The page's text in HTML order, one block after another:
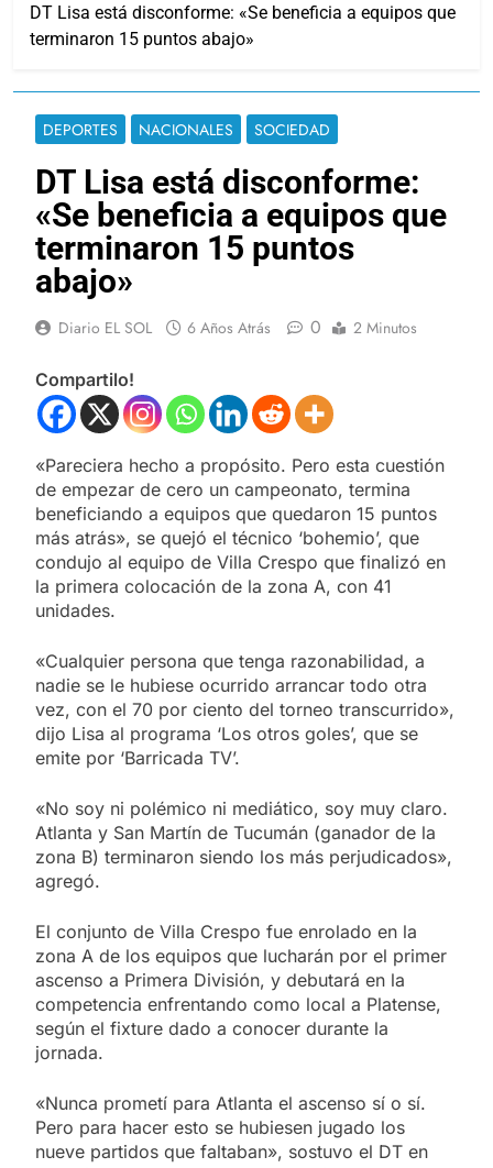
DT Lisa está disconforme: «Se beneficia a equipos que
terminaron 15 puntos abajo»
DEPORTES NACIONALES SOCIEDAD
DT Lisa está disconforme:
«Se beneficia a equipos que
terminaron 15 puntos
abajo»
Diario EL SOL 6 Años Atrás 0 2 Minutos
Compartilo!
«Pareciera hecho a propósito. Pero esta cuestión
de empezar de cero un campeonato, termina
beneficiando a equipos que quedaron 15 puntos
más atrás», se quejó el técnico ‘bohemio’, que
condujo al equipo de Villa Crespo que finalizó en
la primera colocación de la zona A, con 41
unidades.
«Cualquier persona que tenga razonabilidad, a
nadie se le hubiese ocurrido arrancar todo otra
vez, con el 70 por ciento del torneo transcurrido»,
dijo Lisa al programa ‘Los otros goles’, que se
emite por ‘Barricada TV’.
«No soy ni polémico ni mediático, soy muy claro.
Atlanta y San Martín de Tucumán (ganador de la
zona B) terminaron siendo los más perjudicados»,
agregó.
El conjunto de Villa Crespo fue enrolado en la
zona A de los equipos que lucharán por el primer
ascenso a Primera División, y debutará en la
competencia enfrentando como local a Platense,
según el fixture dado a conocer durante la
jornada.
«Nunca prometí para Atlanta el ascenso sí o sí.
Pero para hacer esto se hubiesen jugado los
nueve partidos que faltaban», sostuvo el DT en